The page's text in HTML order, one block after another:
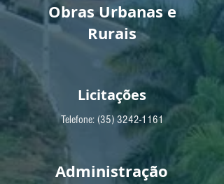
Obras Urbanas e
Rurais
Licitações
Telefone: (35) 3242-1161
Administração